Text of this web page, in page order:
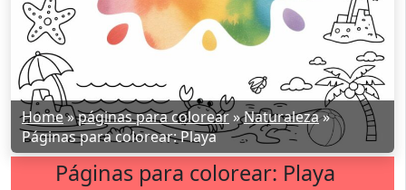
Home»páginas para colorear»Naturaleza»
Páginas para colorear: Playa
Páginas para colorear: Playa